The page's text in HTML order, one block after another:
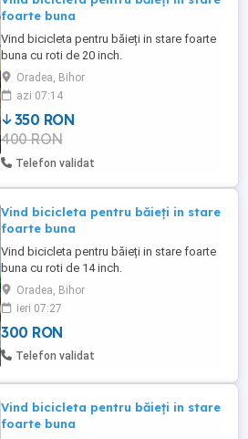
foarte buna
Vind bicicleta pentru băieți in stare foarte
buna cu roti de 20 inch.
Oradea, Bihor
azi 07:14
350 RON
400 RON
Telefon validat
Vind bicicleta pentru băieți in stare
foarte buna
Vind bicicleta pentru băieți in stare foarte
buna cu roti de 14 inch.
Oradea, Bihor
ieri 07:27
300 RON
Telefon validat
Vind bicicleta pentru băieți in stare
foarte buna